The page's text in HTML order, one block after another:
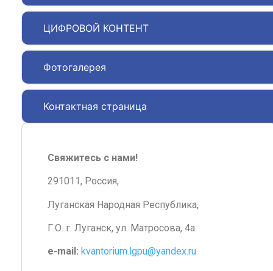
ЦИФРОВОЙ КОНТЕНТ
Фотогалерея
Контактная страница
Свяжитесь с нами!
291011, Россия,
Луганская Народная Республика,
Г.О. г. Луганск, ул. Матросова, 4а
e-mail: kvantorium.lgpu@yandex.ru